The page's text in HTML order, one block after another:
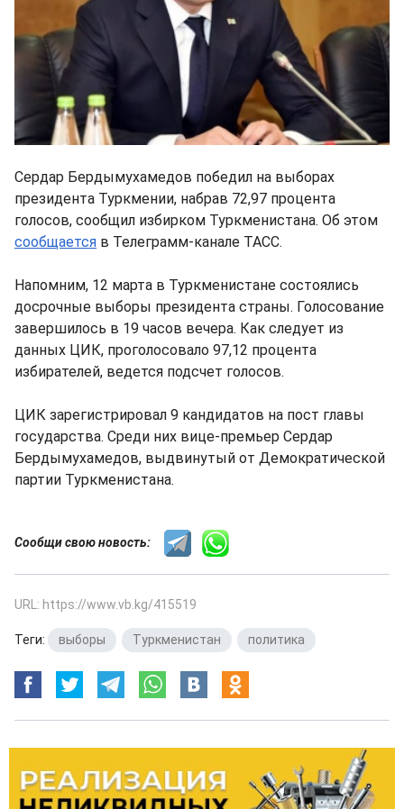
Сердар Бердымухамедов победил на выборах
президента Туркмении, набрав 72,97 процента
голосов, сообщил избирком Туркменистана. Об этом
сообщается в Телеграмм-канале ТАСС.
Напомним, 12 марта в Туркменистане состоялись
досрочные выборы президента страны. Голосование
завершилось в 19 часов вечера. Как следует из
данных ЦИК, проголосовало 97,12 процента
избирателей, ведется подсчет голосов.
ЦИК зарегистрировал 9 кандидатов на пост главы
государства. Среди них вице-премьер Сердар
Бердымухамедов, выдвинутый от Демократической
партии Туркменистана.
Сообщи свою новость:
URL: https://www.vb.kg/415519
Теги: выборы Туркменистан политика